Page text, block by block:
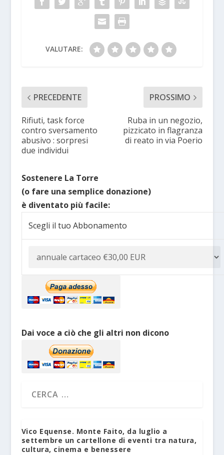
VALUTARE:
PRECEDENTE
Rifiuti, task force
contro sversamento
abusivo : sorpresi
due individui
PROSSIMO
Ruba in un negozio,
pizzicato in flagranza
di reato in via Poerio
Sostenere La Torre
(o fare una semplice donazione)
è diventato più facile:
Scegli il tuo Abbonamento
Dai voce a ciò che gli altri non dicono
Vico Equense. Monte Faito, da luglio a
settembre un cartellone di eventi tra natura,
cultura, cinema e benessere